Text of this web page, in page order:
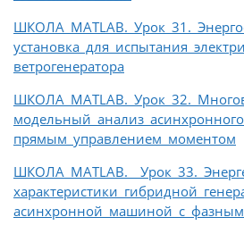
ШКОЛА MATLAB. Урок 31.
установка для испытания
ветрогенератора
ШКОЛА MATLAB. Урок 32.
модельный анализ
прямым управлением моментом
ШКОЛА MATLAB. Урок 33.
характеристики гибридной
асинхронной машиной с